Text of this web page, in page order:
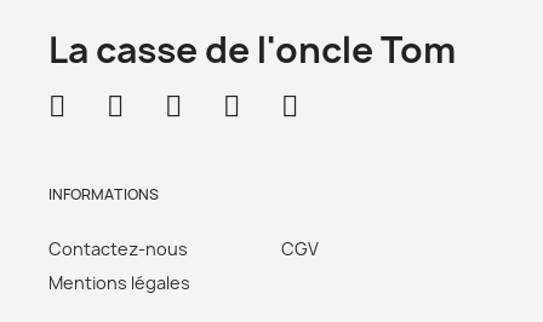
La casse de l'oncle Tom
INFORMATIONS
Contactez-nous
Mentions légales
CGV